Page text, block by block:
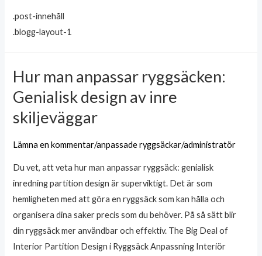
.post-innehåll
.blogg-layout-1
Hur man anpassar ryggsäcken:
Genialisk design av inre
skiljeväggar
Lämna en kommentar/anpassade ryggsäckar/administratör
Du vet, att veta hur man anpassar ryggsäck: genialisk
inredning partition design är superviktigt. Det är som
hemligheten med att göra en ryggsäck som kan hålla och
organisera dina saker precis som du behöver. På så sätt blir
din ryggsäck mer användbar och effektiv. The Big Deal of
Interior Partition Design i Ryggsäck Anpassning Interiör
Hur
man
anpassar
ryggsäcken:
av
inre
skiljeväggar